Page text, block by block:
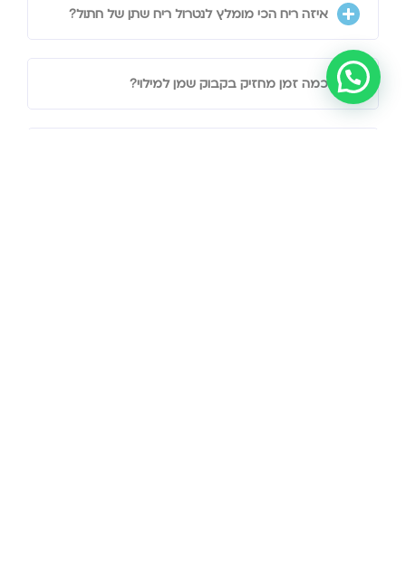
איזה ריח הכי מומלץ לנטרול ריח שתן של חתול?
כמה זמן מחזיק בקבוק שמן למילוי?